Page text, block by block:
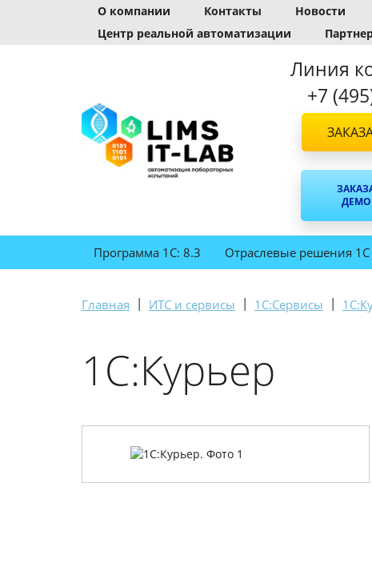
О компании Контакты Новости
Центр реальной автоматизации
Линия
+7
Программа 1С: 8.3 Отраслевые решения 1С
Главная | ИТС и сервисы | 1С:Сервисы |
1С:Курьер